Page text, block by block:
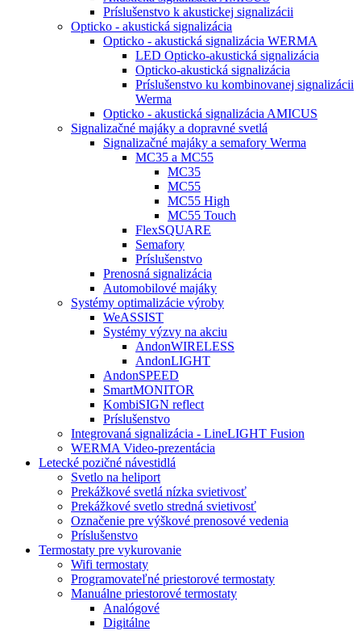
Príslušenstvo k akustickej signalizácii
Opticko - akustická signalizácia
Opticko - akustická signalizácia WERMA
LED Opticko-akustická signalizácia
Opticko-akustická signalizácia
Príslušenstvo ku kombinovanej signalizácii
Werma
Opticko - akustická signalizácia AMICUS
Signalizačné majáky a dopravné svetlá
Signalizačné majáky a semafory Werma
MC35 a MC55
MC35
MC55
MC55 High
MC55 Touch
FlexSQUARE
Semafory
Príslušenstvo
Prenosná signalizácia
Automobilové majáky
Systémy optimalizácie výroby
WeASSIST
Systémy výzvy na akciu
AndonWIRELESS
AndonLIGHT
AndonSPEED
SmartMONITOR
KombiSIGN reflect
Príslušenstvo
Integrovaná signalizácia - LineLIGHT Fusion
WERMA Video-prezentácia
Letecké pozičné návestidlá
Svetlo na heliport
Prekážkové svetlá nízka svietivosť
Prekážkové svetlo stredná svietivosť
Označenie pre výškové prenosové vedenia
Príslušenstvo
Termostaty pre vykurovanie
Wifi termostaty
Programovateľné priestorové termostaty
Manuálne priestorové termostaty
Analógové
Digitálne